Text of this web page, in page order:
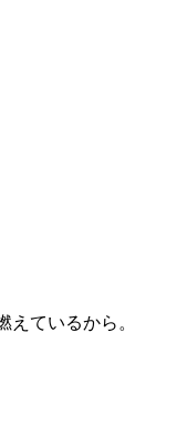
えているから。